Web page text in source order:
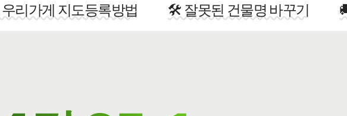
우리가게 지도등록방법 🛠️ 잘못된 건물명 바꾸기